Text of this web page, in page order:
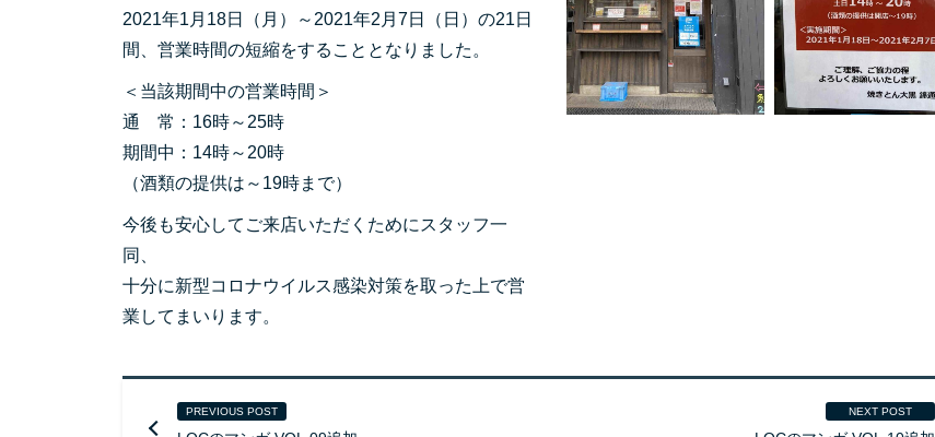
2021年1月18日（月）～2021年2月7日（日）の21日
間、営業時間の短縮をすることとなりました。
＜当該期間中の営業時間＞
通 常：16時～25時
期間中：14時～20時
（酒類の提供は～19時まで）
今後も安心してご来店いただくためにスタッフ一
同、
十分に新型コロナウイルス感染対策を取った上で営
業してまいります。
PREVIOUS POST NEXT POST